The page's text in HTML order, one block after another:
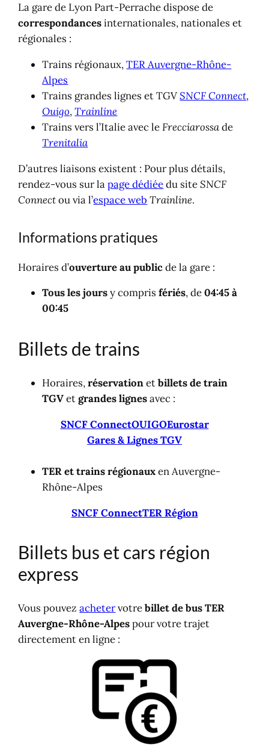
La gare de Lyon Part-Perrache dispose de
correspondancesinternationales, nationales et
régionales :
Trains régionaux,TER Auvergne-Rhône-
Alpes
Trains grandes lignes et TGVSNCF Connect,
Ouigo,Trainline
Trains vers l’Italie avec leFrecciarossade
Trenitalia
D’autres liaisons existent : Pour plus détails,
rendez-vous sur lapage dédiéedu siteSNCF
Connectou via l’espace web Trainline.
Informations pratiques
Horaires d’ouverture au publicde la gare :
Tous les joursy comprisfériés, de04:45 à
00:45
Billets de trains
Horaires,réservationetbillets de train
TGVetgrandes lignesavec :
SNCF ConnectOUIGOEurostar
Gares & Lignes TGV
TER et trains régionauxen Auvergne-
Rhône-Alpes
SNCF ConnectTER Région
Billets bus et cars région
express
Vous pouvezachetervotrebillet de bus TER
Auvergne-Rhône-Alpespour votre trajet
directement en ligne :